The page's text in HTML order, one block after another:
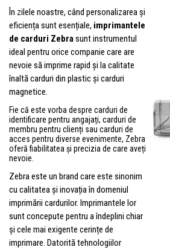
În zilele noastre, când personalizarea și
eficiența sunt esențiale, imprimantele
de carduri Zebrasunt instrumentul
ideal pentru orice companie care are
nevoie să imprime rapid și la calitate
înaltă carduri din plastic și carduri
magnetice.
Fie că este vorba despre carduri de
identificare pentru angajați, carduri de
membru pentru clienți sau carduri de
acces pentru diverse evenimente, Zebra
oferă fiabilitatea și precizia de care aveți
nevoie.
Zebra este un brand care este sinonim
cu calitatea și inovația în domeniul
imprimării cardurilor. Imprimantele lor
sunt concepute pentru a îndeplini chiar
și cele mai exigente cerințe de
imprimare. Datorită tehnologiilor